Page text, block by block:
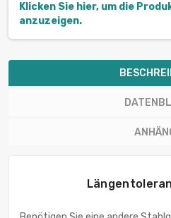
Klicken Sie hier, um die
anzuzeigen.